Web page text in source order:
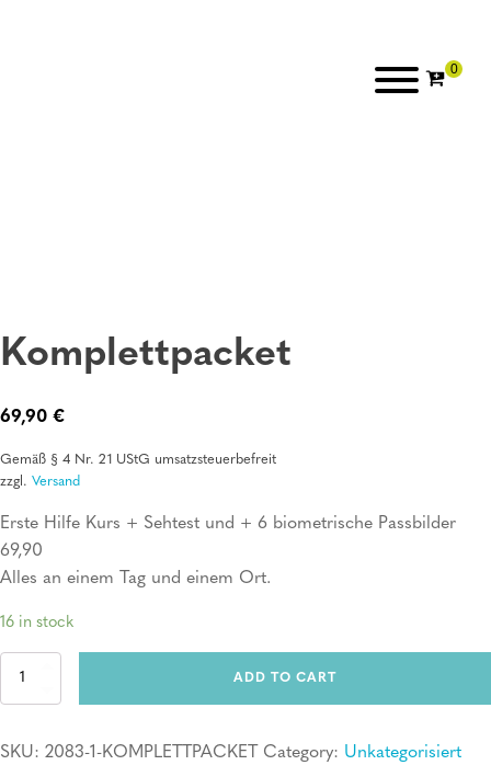
Komplettpacket
69,90 €
Gemäß § 4 Nr. 21 UStG umsatzsteuerbefreit
zzgl. Versand
Erste Hilfe Kurs + Sehtest und + 6 biometrische Passbilder
69,90
Alles an einem Tag und einem Ort.
16 in stock
Komplettpacket
ADD TO CART
SKU: 2083-1-KOMPLETTPACKET Category: Unkategorisiert